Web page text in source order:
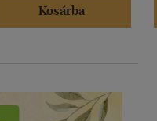
Kosárba